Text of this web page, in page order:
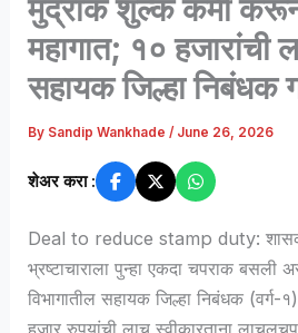
मुद्रांक शुल्क कमी करून
महागात; १० हजारांची
सहायक जिल्हा
By Sandip Wankhade/ June 26, 2026
शेअर करा :
Deal to reduce stamp duty:
भ्रष्टाचाराला पुन्हा एकदा चपराक बसली
विभागातील सहायक जिल्हा निबंधक (वर्ग-
हजार रुपयांची लाच स्वीकारताना